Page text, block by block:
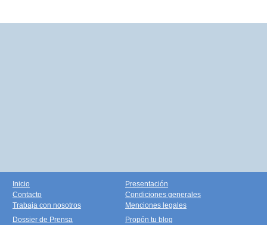
Inicio
Contacto
Trabaja con nosotros
Presentación
Condiciones generales
Menciones legales
Dossier de Prensa
Propón tu blog